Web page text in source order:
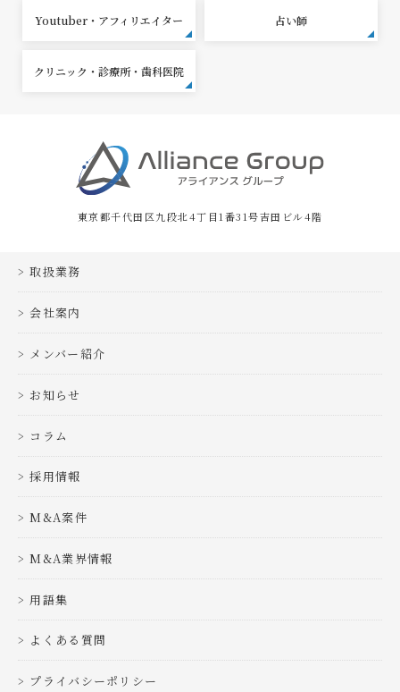
Youtuber・アフィリエイター 占い師
クリニック・診療所・歯科医院
東京都千代田区九段北4丁目1番31号吉田ビル4階
取扱業務
会社案内
メンバー紹介
お知らせ
コラム
採用情報
M&A案件
M&A業界情報
用語集
よくある質問
プライバシーポリシー